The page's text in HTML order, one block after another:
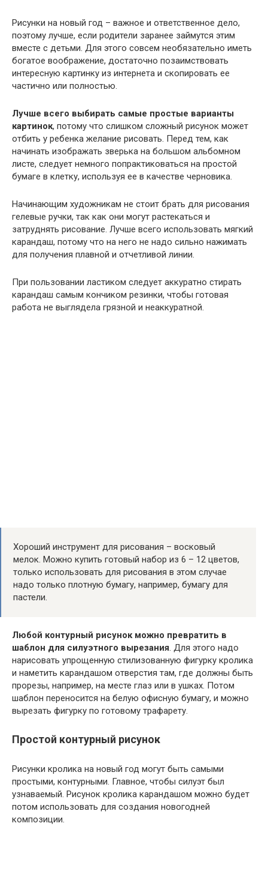
Рисунки на новый год – важное и ответственное дело,
поэтому лучше, если родители заранее займутся этим
вместе с детьми. Для этого совсем необязательно иметь
богатое воображение, достаточно позаимствовать
интересную картинку из интернета и скопировать ее
частично или полностью.
Лучше всего выбирать самые простые варианты
картинок, потому что слишком сложный рисунок может
отбить у ребенка желание рисовать. Перед тем, как
начинать изображать зверька на большом альбомном
листе, следует немного попрактиковаться на простой
бумаге в клетку, используя ее в качестве черновика.
Начинающим художникам не стоит брать для рисования
гелевые ручки, так как они могут растекаться и
затруднять рисование. Лучше всего использовать мягкий
карандаш, потому что на него не надо сильно нажимать
для получения плавной и отчетливой линии.
При пользовании ластиком следует аккуратно стирать
карандаш самым кончиком резинки, чтобы готовая
работа не выглядела грязной и неаккуратной.
Хороший инструмент для рисования – восковый
мелок. Можно купить готовый набор из 6 – 12 цветов,
только использовать для рисования в этом случае
надо только плотную бумагу, например, бумагу для
пастели.
Любой контурный рисунок можно превратить в
шаблон для силуэтного вырезания. Для этого надо
нарисовать упрощенную стилизованную фигурку кролика
и наметить карандашом отверстия там, где должны быть
прорезы, например, на месте глаз или в ушках. Потом
шаблон переносится на белую офисную бумагу, и можно
вырезать фигурку по готовому трафарету.
Простой контурный рисунок
Рисунки кролика на новый год могут быть самыми
простыми, контурными. Главное, чтобы силуэт был
узнаваемый. Рисунок кролика карандашом можно будет
потом использовать для создания новогодней
композиции.